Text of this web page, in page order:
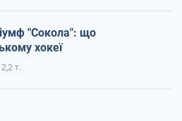
"Сокола": що
хокеї
2,2 т.